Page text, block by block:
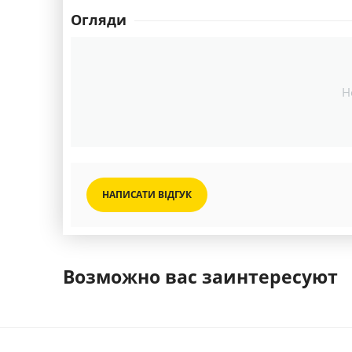
Огляди
НАПИСАТИ ВІДГУК
Возможно вас заинтересуют